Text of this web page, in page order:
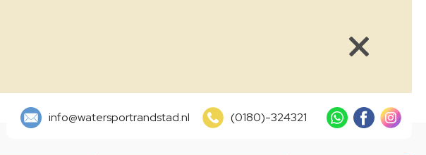
info@watersportrandstad.nl (0180)-324321